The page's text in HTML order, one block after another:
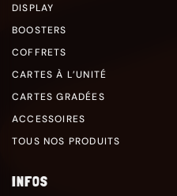
DISPLAY
BOOSTERS
COFFRETS
CARTES À L’UNITÉ
CARTES GRADÉES
ACCESSOIRES
TOUS NOS PRODUITS
INFOS